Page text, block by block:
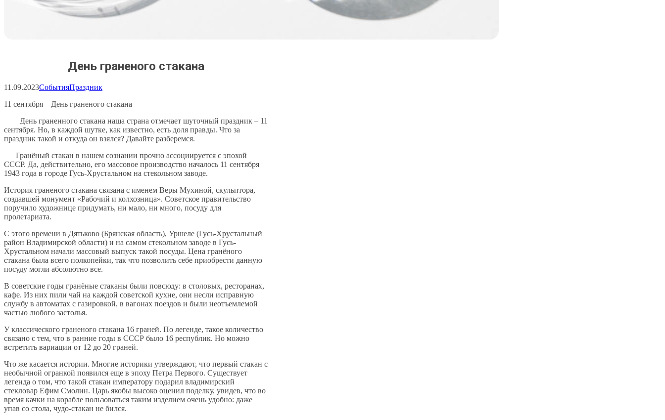
День граненого стакана
11.09.2023СобытияПраздник
11 сентября – День граненого стакана
День граненного стакана наша страна отмечает шуточный праздник – 11
сентября. Но, в каждой шутке, как известно, есть доля правды. Что за
праздник такой и откуда он взялся? Давайте разберемся.
Гранёный стакан в нашем сознании прочно ассоциируется с эпохой
СССР. Да, действительно, его массовое производство началось 11 сентября
1943 года в городе Гусь-Хрустальном на стекольном заводе.
История граненого стакана связана с именем Веры Мухиной, скульптора,
создавшей монумент «Рабочий и колхозница». Советское правительство
поручило художнице придумать, ни мало, ни много, посуду для
пролетариата.
С этого времени в Дятьково (Брянская область), Уршеле (Гусь-Хрустальный
район Владимирской области) и на самом стекольном заводе в Гусь-
Хрустальном начали массовый выпуск такой посуды. Цена гранёного
стакана была всего полкопейки, так что позволить себе приобрести данную
посуду могли абсолютно все.
В советские годы гранёные стаканы были повсюду: в столовых, ресторанах,
кафе. Из них пили чай на каждой советской кухне, они несли исправную
службу в автоматах с газировкой, в вагонах поездов и были неотъемлемой
частью любого застолья.
У классического граненого стакана 16 граней. По легенде, такое количество
связано с тем, что в ранние годы в СССР было 16 республик. Но можно
встретить вариации от 12 до 20 граней.
Что же касается истории. Многие историки утверждают, что первый стакан с
необычной огранкой появился еще в эпоху Петра Первого. Существует
легенда о том, что такой стакан императору подарил владимирский
стекловар Ефим Смолин. Царь якобы высоко оценил поделку, увидев, что во
время качки на корабле пользоваться таким изделием очень удобно: даже
упав со стола, чудо-стакан не бился.